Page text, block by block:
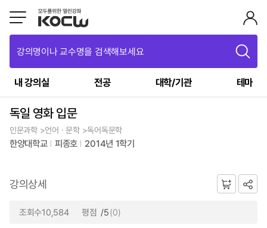
강의명이나 교수명을 검색해보세요
내 강의실 전공 대학/기관 테마
독일 영화 입문
인문과학 >언어ㆍ문학 >독어독문학
한양대학교 피종호 2014년 1학기
강의상세
조회수10,584 평점 /5(0)